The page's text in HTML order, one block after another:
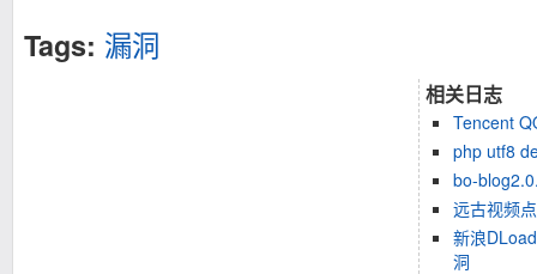
Tags: 漏洞
相关日志
Tencent
php utf8
bo-
远古视频
新浪
洞